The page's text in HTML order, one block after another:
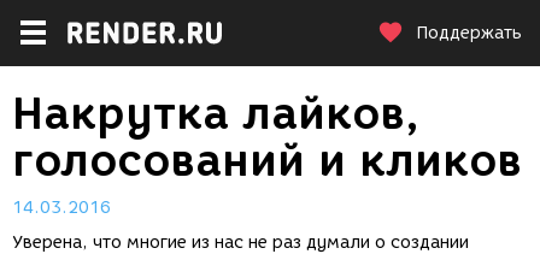
Поддержать
Накрутка лайков,
голосований и кликов
14.03.2016
Уверена, что многие из нас не раз думали о создании